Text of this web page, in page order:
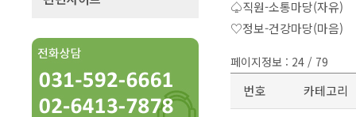
♤직원-소통마당(자유)
♡정보-건강마당(마음)
페이지정보 : 24 / 79
번호 카테고리